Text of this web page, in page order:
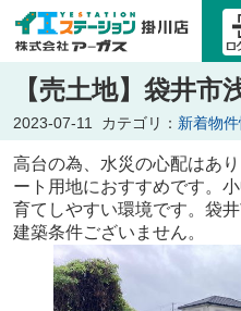
【売土地】袋井市
2023-07-11 カテゴリ： 新着物
高台の為、水災の心配はあ
ート用地におすすめです。
育てしやすい環境です。袋
建築条件ございません。